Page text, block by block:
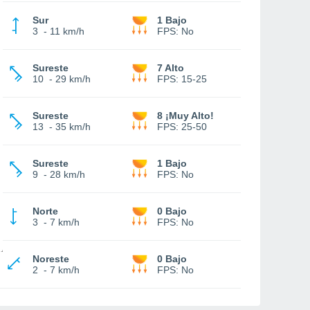
Sur
3 - 11 km/h
1 Bajo
FPS: No
Sureste
10 - 29 km/h
7 Alto
FPS: 15-25
Sureste
13 - 35 km/h
8 ¡Muy Alto!
FPS: 25-50
Sureste
9 - 28 km/h
1 Bajo
FPS: No
Norte
3 - 7 km/h
0 Bajo
FPS: No
Noreste
2 - 7 km/h
0 Bajo
FPS: No